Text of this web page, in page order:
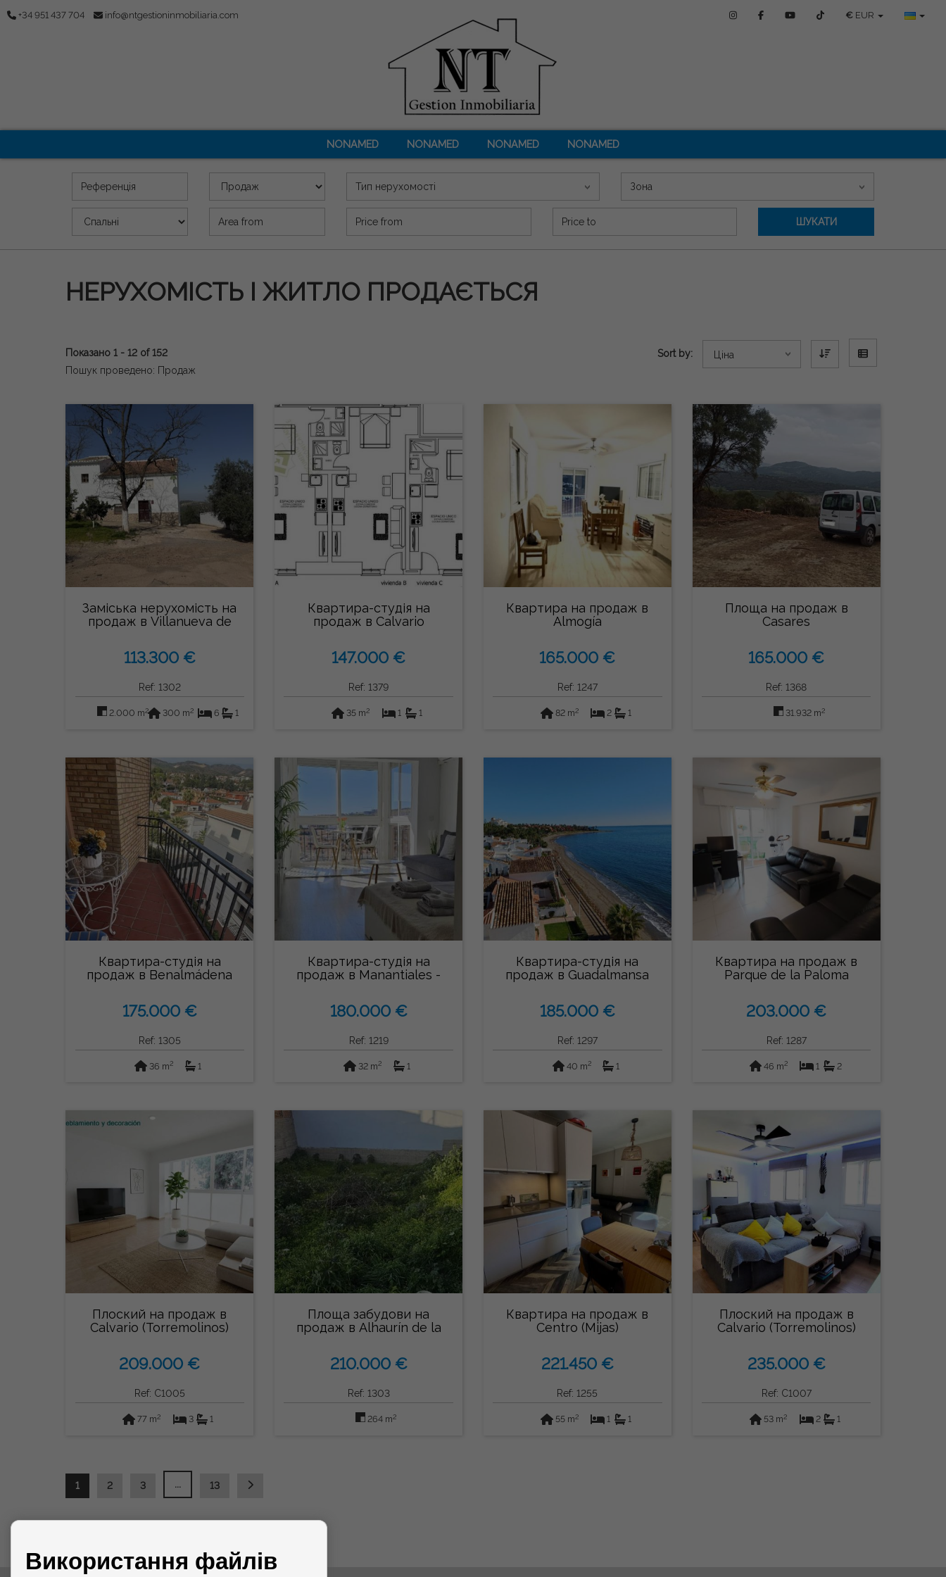
+34 951 437 704 info@ntgestioninmobiliaria.com € EUR
NONAMED NONAMED NONAMED NONAMED
Референція Пропозиція
Тип нерухомості Зона
Спальні Площа (m2) Precio (€)
ШУКАТИ
НЕРУХОМІСТЬ І ЖИТЛО ПРОДАЄТЬСЯ
Показано 1 - 12 of 152
Пошук проведено: Продаж
Sort by: Ціна
Заміська нерухомість на
продаж в Villanueva de
113.300 €
Ref: 1302
2.000 m2 300 m2 6 1
Квартира-студія на
продаж в Calvario
147.000 €
Ref: 1379
35 m2 1 1
Квартира на продаж в
Almogía
165.000 €
Ref: 1247
82 m2 2 1
Площа на продаж в
Casares
165.000 €
Ref: 1368
31.932 m2
Квартира-студія на
продаж в Benalmádena
175.000 €
Ref: 1305
36 m2 1
Квартира-студія на
продаж в Manantiales -
180.000 €
Ref: 1219
32 m2 1
Квартира-студія на
продаж в Guadalmansa
185.000 €
Ref: 1297
40 m2 1
Квартира на продаж в
Parque de la Paloma
203.000 €
Ref: 1287
46 m2 1 2
Плоский на продаж в
Calvario (Torremolinos)
209.000 €
Ref: C1005
77 m2 3 1
Площа забудови на
продаж в Alhaurín de la
210.000 €
Ref: 1303
264 m2
Квартира на продаж в
Centro (Mijas)
221.450 €
Ref: 1255
55 m2 1 1
Плоский на продаж в
Calvario (Torremolinos)
235.000 €
Ref: C1007
53 m2 2 1
1 2 3 ... 13
Використання файлів